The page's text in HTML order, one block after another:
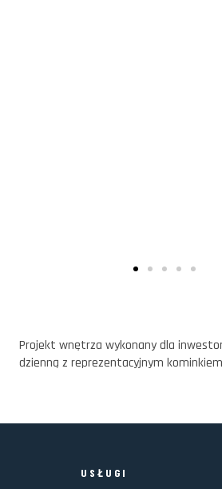
Projekt wnętrza wykonany dla
dzienną z reprezentacyjnym
USŁUGI